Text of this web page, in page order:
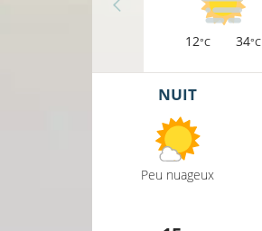
12°C 34°C
NUIT
Peu nuageux